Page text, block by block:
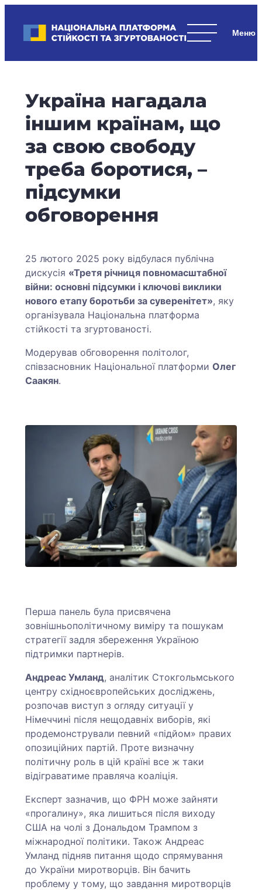
content
Національна платформа стійкості та згуртованості
стратегічні
стійкість
держави
та
суспільства,
згуртованість
та
єдність.
Україна нагадала
іншим країнам, що
за свою свободу
треба боротися, –
підсумки
обговорення
25 лютого 2025 року відбулася публічна
дискусія «Третя річниця повномасштабної
війни: основні підсумки і ключові виклики
нового етапу боротьби за суверенітет», яку
організувала Національна платформа
стійкості та згуртованості.
Модерував обговорення політолог,
співзасновник Національної платформиОлег
Саакян.
Перша панель була присвячена
зовнішньополітичному виміру та пошукам
стратегії задля збереження Україною
підтримки партнерів.
Андреас Умланд, аналітик Стокгольмського
центру східноєвропейських досліджень,
розпочав виступ з огляду ситуації у
Німеччині після нещодавніх виборів, які
продемонстрували певний «підйом» правих
опозиційних партій. Проте визначну
політичну роль в цій країні все ж таки
відіграватиме правляча коаліція.
Експерт зазначив, що ФРН може зайняти
«прогалину», яка лишиться після виходу
США на чолі з Дональдом Трампом з
міжнародної політики. Також Андреас
Умланд підняв питання щодо спрямування
до України миротворців. Він бачить
проблему у тому, що завдання миротворців